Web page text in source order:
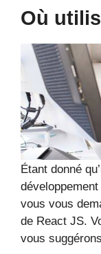
Où
Étant donné
vous vous
de React JS.
vous